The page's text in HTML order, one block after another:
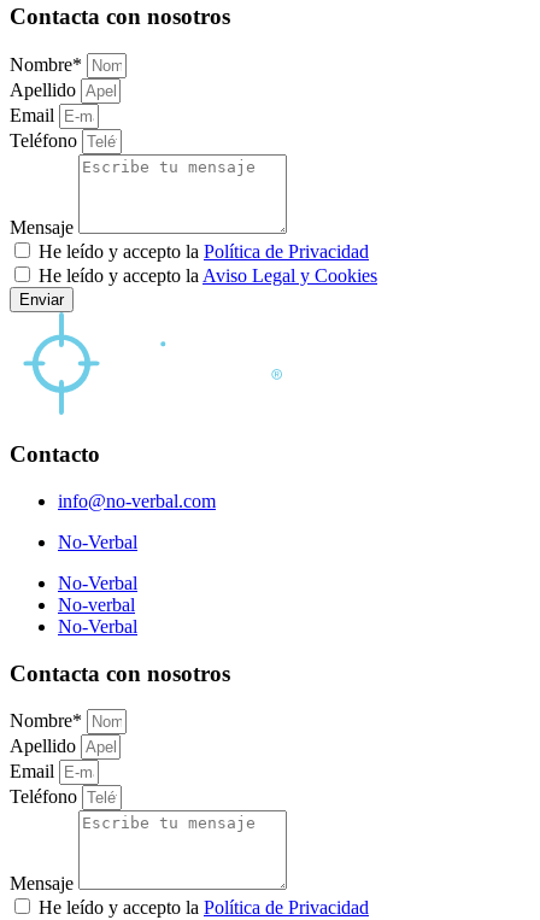
Contacta con nosotros
Nombre*
Apellido
Email
Teléfono
Mensaje
He leído y accepto la Política de Privacidad
He leído y accepto la Aviso Legal y Cookies
Enviar
Contacto
info@no-verbal.com
No-Verbal
No-Verbal
No-verbal
No-Verbal
Contacta con nosotros
Nombre*
Apellido
Email
Teléfono
Mensaje
He leído y accepto la Política de Privacidad